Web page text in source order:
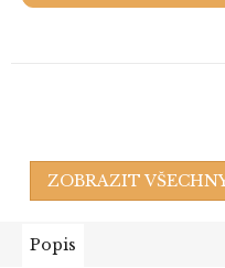
ZOBRAZIT
Popis